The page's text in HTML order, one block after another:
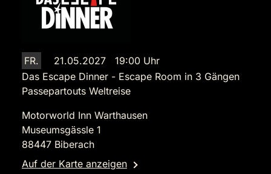
FR.
21.05.2027 19:00 Uhr
Das Escape Dinner - Escape Room in 3 Gängen
Passepartouts Weltreise
Motorworld Inn Warthausen
Museumsgässle 1
88447 Biberach
Auf der Karte anzeigen